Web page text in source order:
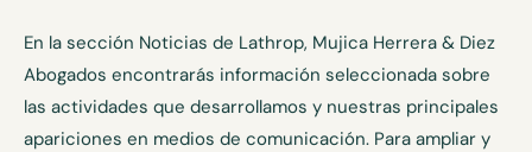
En la sección Noticias de Lathrop, Mujica Herrera & Diez
Abogados encontrarás información seleccionada sobre
las actividades que desarrollamos y nuestras principales
apariciones en medios de comunicación. Para ampliar y